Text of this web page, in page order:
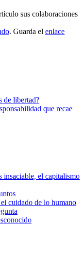
sus colaboraciones
. Guarda el enlace
de libertad?
que recae
insaciable, el capitalismo
cuidado de lo humano